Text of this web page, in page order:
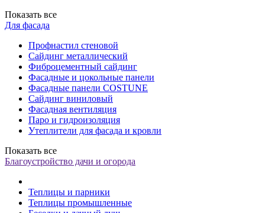
Показать все
Для фасада
Профнастил стеновой
Сайдинг металлический
Фиброцементный сайдинг
Фасадные и цокольные панели
Фасадные панели COSTUNE
Сайдинг виниловый
Фасадная вентиляция
Паро и гидроизоляция
Утеплители для фасада и кровли
Показать все
Благоустройство дачи и огорода
Теплицы и парники
Теплицы промышленные